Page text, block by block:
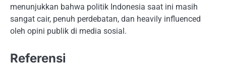
menunjukkan bahwa politik Indonesia saat ini masih
sangat cair, penuh perdebatan, dan heavily influenced
oleh opini publik di media sosial.
Referensi